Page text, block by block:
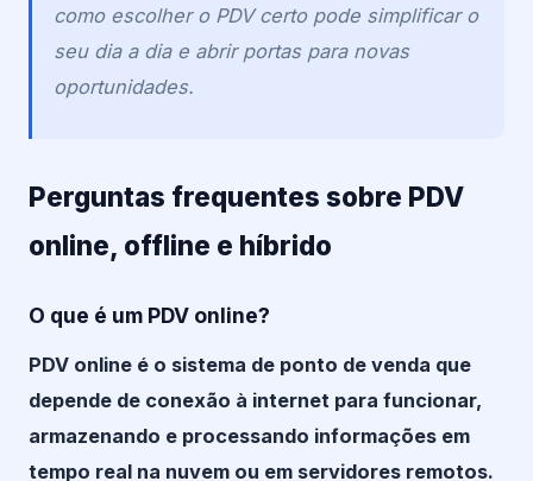
como escolher o PDV certo pode simplificar o
seu dia a dia e abrir portas para novas
oportunidades.
Perguntas frequentes sobre PDV
online, offline e híbrido
O que é um PDV online?
PDV online é o sistema de ponto de venda que
depende de conexão à internet para funcionar,
armazenando e processando informações em
tempo real na nuvem ou em servidores remotos.